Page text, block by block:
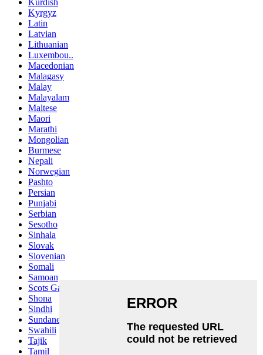
Kurdish
Kyrgyz
Latin
Latvian
Lithuanian
Luxembou..
Macedonian
Malagasy
Malay
Malayalam
Maltese
Maori
Marathi
Mongolian
Burmese
Nepali
Norwegian
Pashto
Persian
Punjabi
Serbian
Sesotho
Sinhala
Slovak
Slovenian
Somali
Samoan
Scots Gaelic
Shona
Sindhi
Sundanese
Swahili
Tajik
Tamil